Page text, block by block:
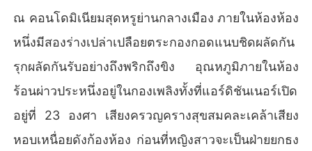
ทว่าก่อนที่มือจะทันได้จับลูกบิด น้ำเสียงเย็น ๆ ของน้องสาวที่ดั
งขึ้นด้านหลังกลับหยุดเธอไว้
“ก็เอาสิคะ ถ้าพี่อิงมั่นใจว่าจะแย่งเขาไปจากฉันได้ก็ลองดู แต่บ
อกไว้ก่อนนะคะว่าฉันเป็นคนหวงของ ยิ่งรักมากก็หวงมาก และ
ฉันคงไม่ยอมอยู่เฉย ๆ เหมือนที่แล้วมาแน่ อะไรที่เป็นของฉันใ
ครหน้าไหนก็เอามันไปจากฉันไม่ได้ โดยเฉพาะคนหน้าด้านอย่
างพี่อิง อย่าได้หวังเลยค่ะ แต่ถ้าพี่คิดว่าพี่แน่ ก็เชิญ แล้วจะได้รู้
ว่าฉันทำอะไรได้มากกว่าที่พี่คิด เตือนแล้วนะ”
“เหอะ” อิงอรอารมณ์เสียเพราะคำพูดของพริมา แต่ไม่ใช่ในคำเ
ณ คอนโดมิเนียมสุดหรูย่านกลางเมือง ภายในห้องห้อง
หนึ่งมีสองร่างเปล่าเปลือยตระกองกอดแนบชิดผลัดกัน
รุกผลัดกันรับอย่างถึงพริกถึงขิง อุณหภูมิภายในห้อง
ร้อนผ่าวประหนึ่งอยู่ในกองเพลิงทั้งที่แอร์ดิชันเนอร์เปิด
อยู่ที่ 23 องศา เสียงครวญครางสุขสมคละเคล้าเสียง
หอบเหนื่อยดังก้องห้อง ก่อนที่หญิงสาวจะเป็นฝ่ายยกธง